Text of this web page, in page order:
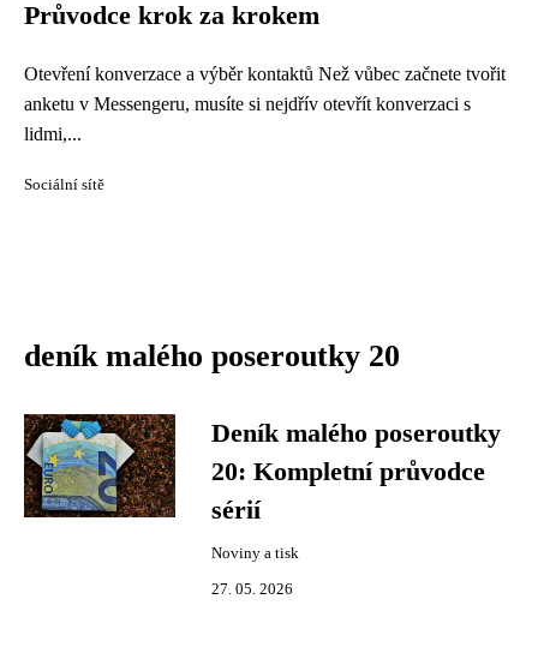
Průvodce krok za krokem
Otevření konverzace a výběr kontaktů Než vůbec začnete tvořit
anketu v Messengeru, musíte si nejdřív otevřít konverzaci s
lidmi,...
Sociální sítě
deník malého poseroutky 20
Deník malého poseroutky
20: Kompletní průvodce
sérií
Noviny a tisk
27. 05. 2026